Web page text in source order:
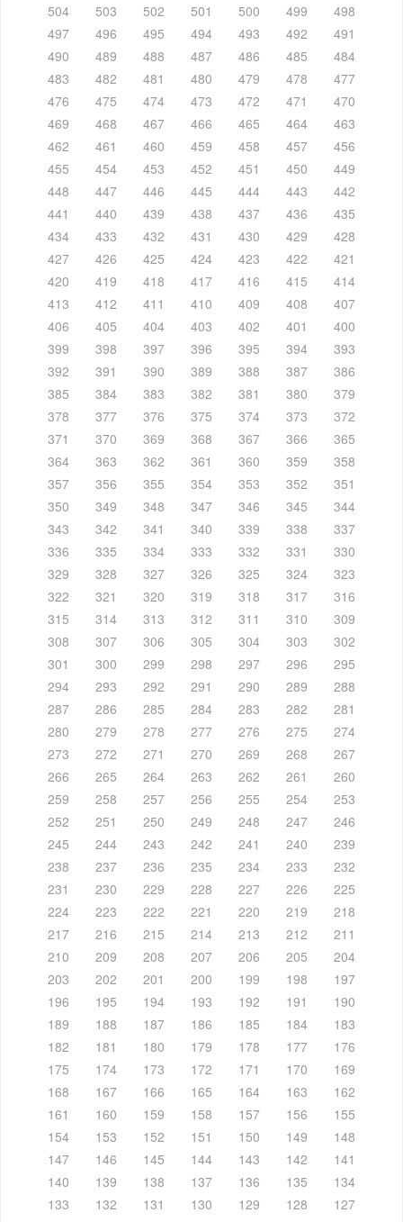
504
503 502 501 500 499
498
497
496 495 494 493 492
491
490
489 488 487 486 485
484
483
482 481 480 479 478
477
476
475 474 473 472 471
470
469
468 467 466 465 464
463
462
461 460 459 458 457
456
455
454 453 452 451 450
449
448
447 446 445 444 443
442
441
440 439 438 437 436
435
434
433 432 431 430 429
428
427
426 425 424 423 422
421
420
419 418 417 416 415
414
413
412 411 410 409 408
407
406
405 404 403 402 401
400
399
398 397 396 395 394
393
392
391 390 389 388 387
386
385
384 383 382 381 380
379
378
377 376 375 374 373
372
371
370 369 368 367 366
365
364
363 362 361 360 359
358
357
356 355 354 353 352
351
350
349 348 347 346 345
344
343
342 341 340 339 338
337
336
335 334 333 332 331
330
329
328 327 326 325 324
323
322
321 320 319 318 317
316
315
314 313 312 311 310
309
308
307 306 305 304 303
302
301
300 299 298 297 296
295
294
293 292 291 290 289
288
287
286 285 284 283 282
281
280
279 278 277 276 275
274
273
272 271 270 269 268
267
266
265 264 263 262 261
260
259
258 257 256 255 254
253
252
251 250 249 248 247
246
245
244 243 242 241 240
239
238
237 236 235 234 233
232
231
230 229 228 227 226
225
224
223 222 221 220 219
218
217
216 215 214 213 212
211
210
209 208 207 206 205
204
203
202 201 200 199 198
197
196
195 194 193 192 191
190
189
188 187 186 185 184
183
182
181 180 179 178 177
176
175
174 173 172 171 170
169
168
167 166 165 164 163
162
161
160 159 158 157 156
155
154
153 152 151 150 149
148
147
146 145 144 143 142
141
140
139 138 137 136 135
134
133
132 131 130 129 128
127